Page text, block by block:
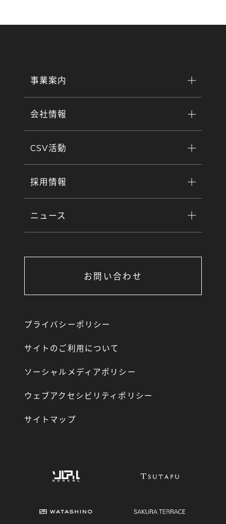
事業案内
会社情報
CSV活動
採用情報
ニュース
お問い合わせ
プライバシーポリシー
サイトのご利用について
ソーシャルメディアポリシー
ウェブアクセシビリティポリシー
サイトマップ